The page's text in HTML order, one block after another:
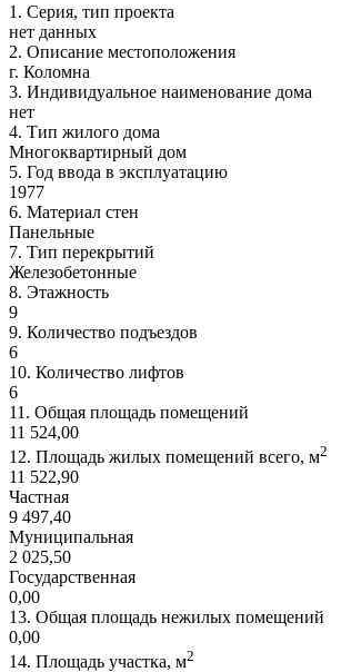
1. Серия, тип проекта
нет данных
2. Описание местоположения
г. Коломна
3. Индивидуальное наименование дома
нет
4. Тип жилого дома
Многоквартирный дом
5. Год ввода в эксплуатацию
1977
6. Материал стен
Панельные
7. Тип перекрытий
Железобетонные
8. Этажность
9
9. Количество подъездов
6
10. Количество лифтов
6
11. Общая площадь помещений
11 524,00
12. Площадь жилых помещений всего, м2
11 522,90
Частная
9 497,40
Муниципальная
2 025,50
Государственная
0,00
13. Общая площадь нежилых помещений
0,00
14. Площадь участка, м2